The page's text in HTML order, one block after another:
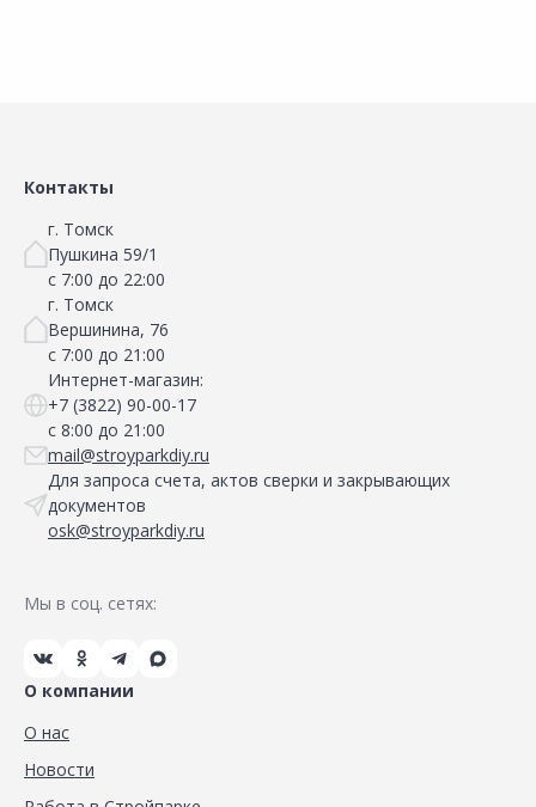
Контакты
г. Томск
Пушкина 59/1
с 7:00 до 22:00
г. Томск
Вершинина, 76
с 7:00 до 21:00
Интернет-магазин:
+7 (3822) 90-00-17
с 8:00 до 21:00
mail@stroyparkdiy.ru
Для запроса счета, актов сверки и закрывающих
документов
osk@stroyparkdiy.ru
Мы в соц. сетях:
О компании
О нас
Новости